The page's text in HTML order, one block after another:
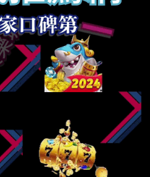
招生最先了2023年招生最先了
是一家業餘的書法高考培訓
招生首要針對高考書法培訓的
百家樂破解
針對性教授教養、小
，文明課指點，供應食宿。